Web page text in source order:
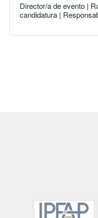
Director/a de evento |
candidatura |